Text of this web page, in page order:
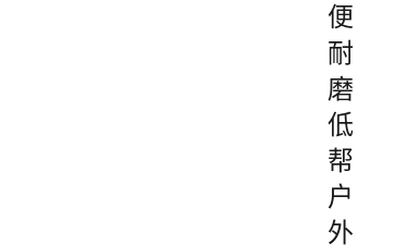
便
耐
磨
低
帮
户
外